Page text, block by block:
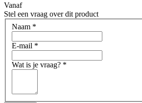
Vanaf
Stel een vraag over dit product
Naam *
E-mail *
Wat is je vraag? *